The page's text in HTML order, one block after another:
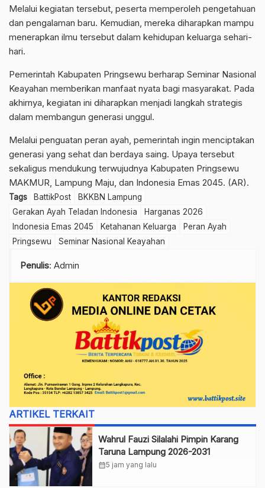
Melalui kegiatan tersebut, peserta memperoleh pengetahuan
dan pengalaman baru. Kemudian, mereka diharapkan mampu
menerapkan ilmu tersebut dalam kehidupan keluarga sehari-
hari.
Pemerintah Kabupaten Pringsewu berharap Seminar Nasional
Keayahan memberikan manfaat nyata bagi masyarakat. Pada
akhirnya, kegiatan ini diharapkan menjadi langkah strategis
dalam membangun generasi unggul.
Melalui penguatan peran ayah, pemerintah ingin menciptakan
generasi yang sehat dan berdaya saing. Upaya tersebut
sekaligus mendukung terwujudnya Kabupaten Pringsewu
MAKMUR, Lampung Maju, dan Indonesia Emas 2045. (AR).
Tags BattikPost
BKKBN Lampung
Gerakan Ayah Teladan Indonesia
Harganas 2026
Indonesia Emas 2045
Ketahanan Keluarga
Peran Ayah
Pringsewu
Seminar Nasional Keayahan
Penulis: Admin
ARTIKEL TERKAIT
Wahrul Fauzi Silalahi Pimpin Karang
Taruna Lampung 2026-2031
calendar_month5 jam yang lalu